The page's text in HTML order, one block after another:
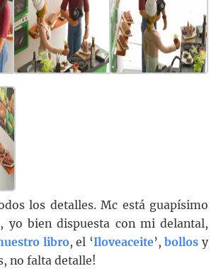
los detalles. Mc está guapísimo
yo bien dispuesta con mi delantal,
libro, el ‘Iloveaceite’,bollos y
no falta detalle!